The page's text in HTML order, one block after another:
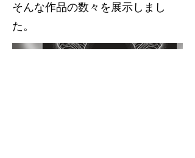
そんな作品の数々を展示しまし
た。